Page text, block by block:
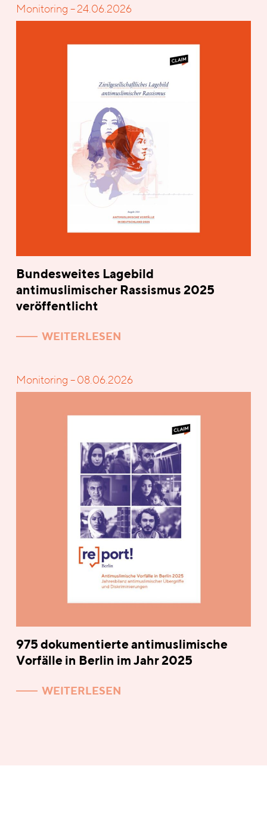
Monitoring – 24.06.2026
Bundesweites Lagebild
antimuslimischer Rassismus 2025
veröffentlicht
WEITERLESEN
Monitoring – 08.06.2026
975 dokumentierte antimuslimische
Vorfälle in Berlin im Jahr 2025
WEITERLESEN